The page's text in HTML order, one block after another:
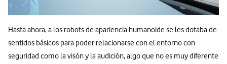
Hasta ahora, a los robots de apariencia humanoide se les dotaba de
sentidos básicos para poder relacionarse con el entorno con
seguridad como la visón y la audición, algo que no es muy diferente